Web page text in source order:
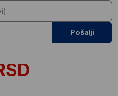
Pošalji